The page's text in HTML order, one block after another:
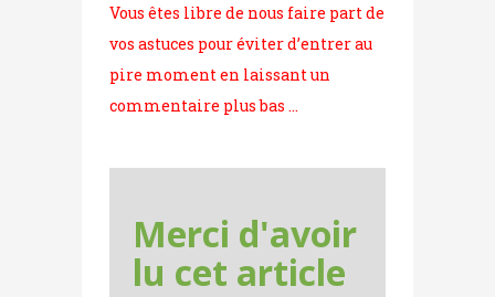
Vous êtes libre de nous faire part de
vos astuces pour éviter d’entrer au
pire moment en laissant un
commentaire plus bas …
Merci d'avoir
lu cet article